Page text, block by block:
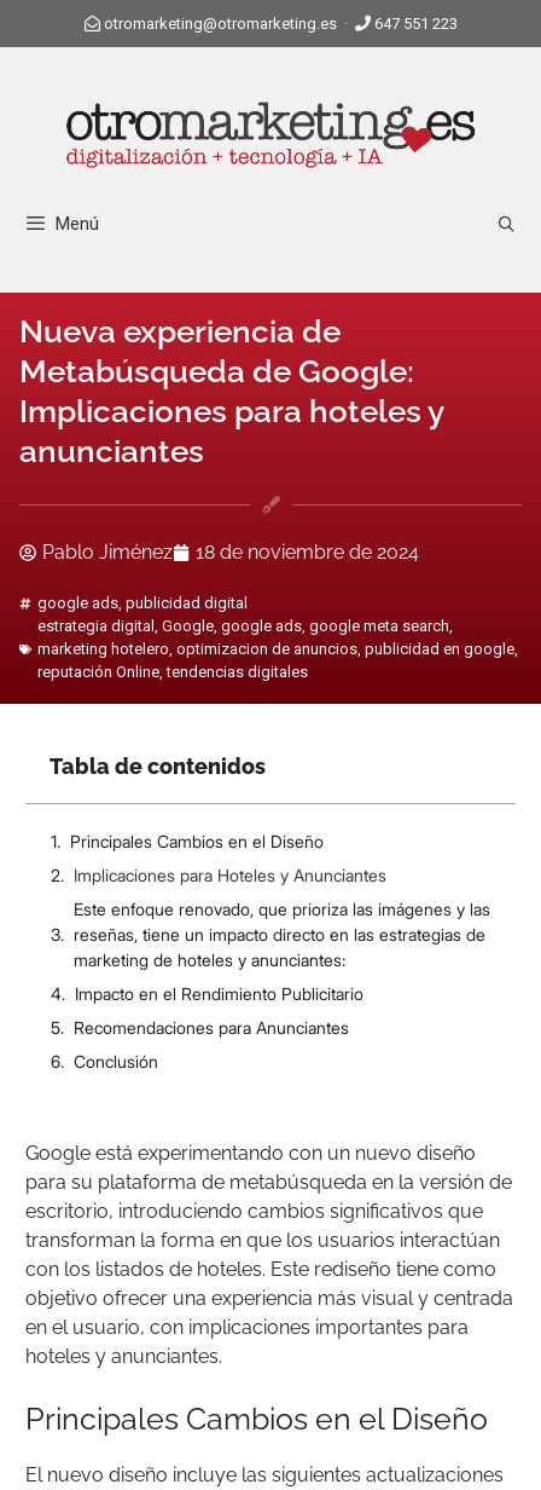
otromarketing@otromarketing.es· 647 551 223
Menú
Nueva experiencia de
Metabúsqueda de Google:
Implicaciones para hoteles y
anunciantes
Pablo Jiménez 18 de noviembre de 2024
google ads,publicidad digital
estrategia digital,Google,google ads,google meta search,
marketing hotelero,optimizacion de anuncios,publicidad en google,
reputación Online,tendencias digitales
Google está experimentando con un nuevo diseño
para su plataforma de metabúsqueda en la versión de
escritorio, introduciendo cambios significativos que
transforman la forma en que los usuarios interactúan
con los listados de hoteles. Este rediseño tiene como
objetivo ofrecer una experiencia más visual y centrada
en el usuario, con implicaciones importantes para
hoteles y anunciantes.
Principales Cambios en el Diseño
El nuevo diseño incluye las siguientes actualizaciones
Tabla de contenidos
Principales Cambios en el Diseño
Implicaciones para Hoteles y Anunciantes
Este enfoque renovado, que prioriza las imágenes y las
reseñas, tiene un impacto directo en las estrategias de
marketing de hoteles y anunciantes:
Impacto en el Rendimiento Publicitario
Recomendaciones para Anunciantes
Conclusión